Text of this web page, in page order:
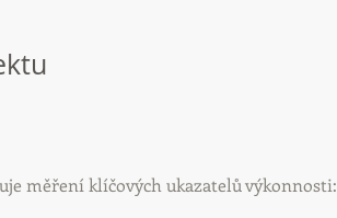
měření klíčových ukazatelů výkonnosti: